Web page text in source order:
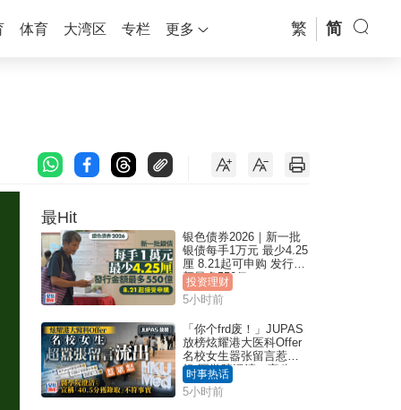
体育 大湾区 专栏 更多 繁 简
最Hit
银色债券2026｜新一批
银债每手1万元 最少4.25
厘 8.21起可申购 发行金
额最多550亿
投资理财
5小时前
「你个frd废！」JUPAS
放榜炫耀港大医科Offer
名校女生嚣张留言惹众
怒 医学院澄清：宣称
「40.5分获录取」不符事
实｜Juicy叮
时事热话
5小时前